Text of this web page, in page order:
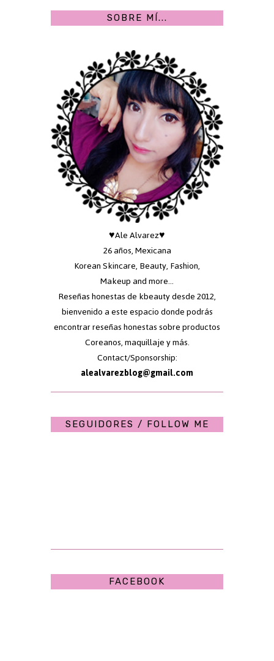
SOBRE MÍ...
♥Ale Alvarez♥
26 años, Mexicana
Korean Skincare, Beauty, Fashion,
Makeup and more...
Reseñas honestas de kbeauty desde 2012,
bienvenido a este espacio donde podrás
encontrar reseñas honestas sobre productos
Coreanos, maquillaje y más.
Contact/Sponsorship:
alealvarezblog@gmail.com
SEGUIDORES / FOLLOW ME
FACEBOOK